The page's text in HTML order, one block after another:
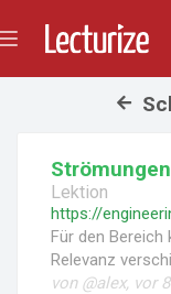
Lektion
Für den Bereich
Relevanz
von @alex, vor